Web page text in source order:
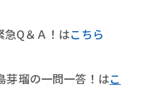
急Q＆Ａ！はこちら
芽瑠の一問一答！はこ